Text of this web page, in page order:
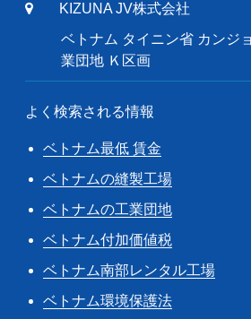
KIZUNA JV株式会社
ベトナム タイニン省 カンジ
業団地 Ｋ区画
よく検索される情報
ベトナム最低 賃金
ベトナムの縫製工場
ベトナムの工業団地
ベトナム付加価値税
ベトナム南部レンタル工場
ベトナム環境保護法